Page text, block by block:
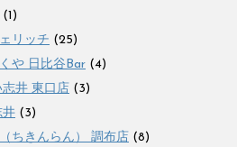
(1)
リッチ (25)
や 日比谷Bar (4)
井 東口店 (3)
井 (3)
ちきんらん） 調布店 (8)